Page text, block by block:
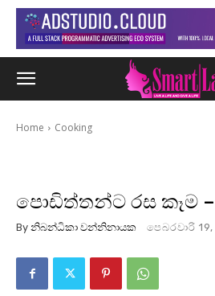
Home Cooking
පොඩිත්තන්ට රස කෑම
By නිබන්ධිකා වන්නිනායක පෙබරවාරි